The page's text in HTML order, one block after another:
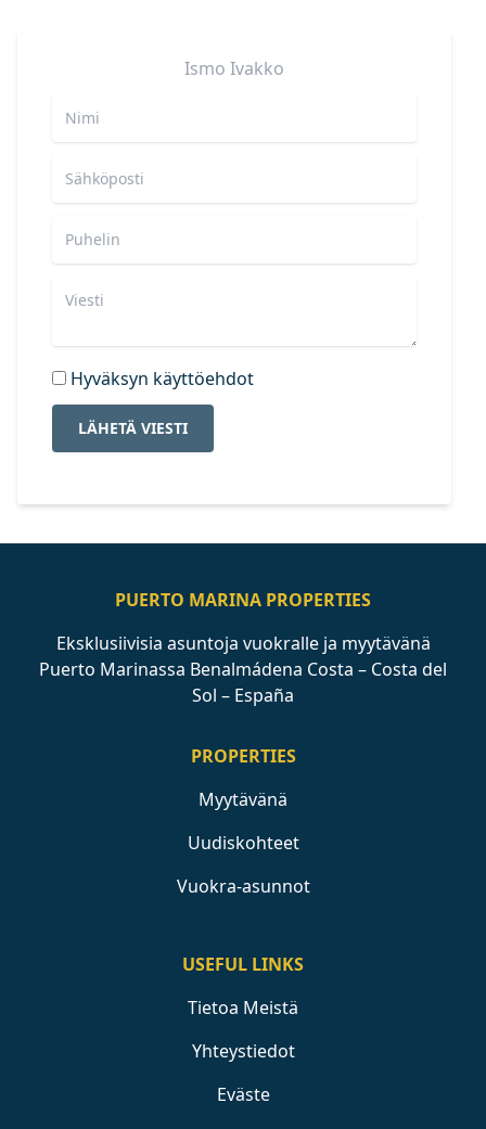
Ismo Ivakko
Hyväksyn käyttöehdot
LÄHETÄ VIESTI
PUERTO MARINA PROPERTIES
Eksklusiivisia asuntoja vuokralle ja myytävänä
Puerto Marinassa Benalmádena Costa – Costa del
Sol – España
PROPERTIES
Myytävänä
Uudiskohteet
Vuokra-asunnot
USEFUL LINKS
Tietoa Meistä
Yhteystiedot
Eväste